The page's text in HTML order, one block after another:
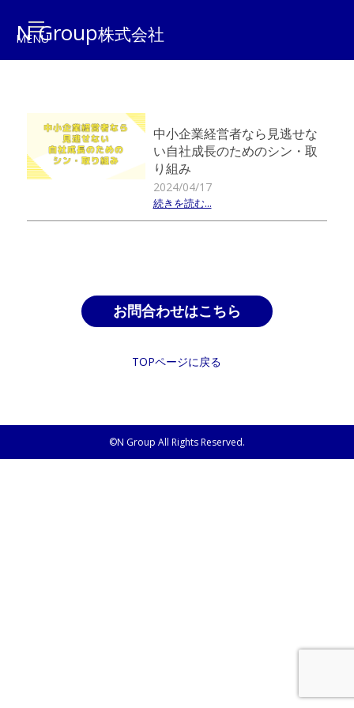
N Group株式会社
中小企業経営者なら見逃せな
い自社成長のためのシン・取
り組み
2024/04/17
続きを読む...
お問合わせはこちら
TOPページに戻る
©N Group All Rights Reserved.